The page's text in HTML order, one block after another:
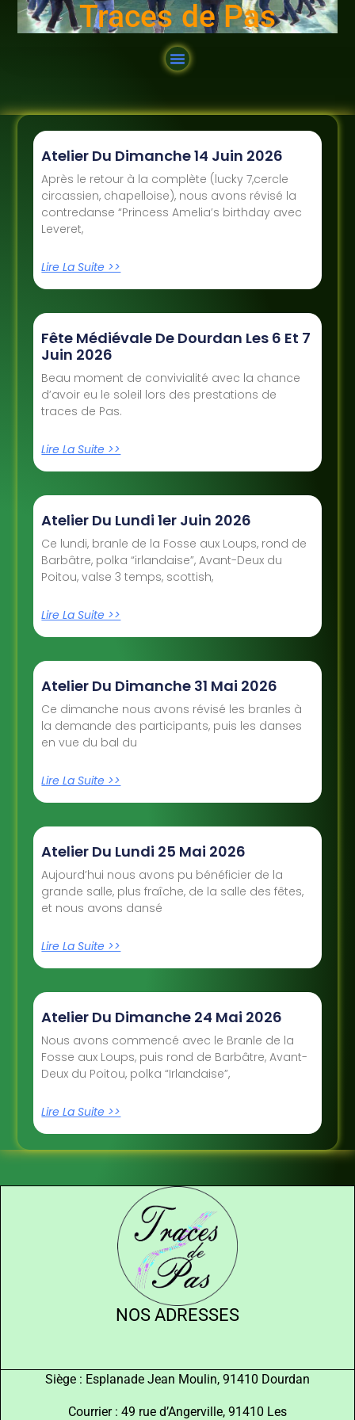
Traces de Pas
Atelier Du Dimanche 14 Juin 2026
Après le retour à la complète (lucky 7,cercle
circassien, chapelloise), nous avons révisé la
contredanse “Princess Amelia’s birthday avec
Leveret,
Lire La Suite >>
Fête Médiévale De Dourdan Les 6 Et 7
Juin 2026
Beau moment de convivialité avec la chance
d’avoir eu le soleil lors des prestations de
traces de Pas.
Lire La Suite >>
Atelier Du Lundi 1er Juin 2026
Ce lundi, branle de la Fosse aux Loups, rond de
Barbâtre, polka “irlandaise”, Avant-Deux du
Poitou, valse 3 temps, scottish,
Lire La Suite >>
Atelier Du Dimanche 31 Mai 2026
Ce dimanche nous avons révisé les branles à
la demande des participants, puis les danses
en vue du bal du
Lire La Suite >>
Atelier Du Lundi 25 Mai 2026
Aujourd’hui nous avons pu bénéficier de la
grande salle, plus fraîche, de la salle des fêtes,
et nous avons dansé
Lire La Suite >>
Atelier Du Dimanche 24 Mai 2026
Nous avons commencé avec le Branle de la
Fosse aux Loups, puis rond de Barbâtre, Avant-
Deux du Poitou, polka “Irlandaise”,
Lire La Suite >>
NOS ADRESSES
Siège : Esplanade Jean Moulin, 91410 Dourdan
Courrier : 49 rue d’Angerville, 91410 Les